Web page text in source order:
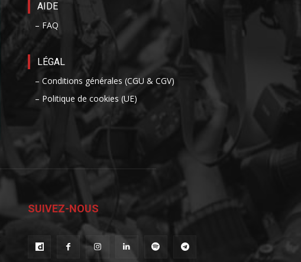
AIDE
– FAQ
LÉGAL
– Conditions générales (CGU & CGV)
– Politique de cookies (UE)
SUIVEZ-NOUS